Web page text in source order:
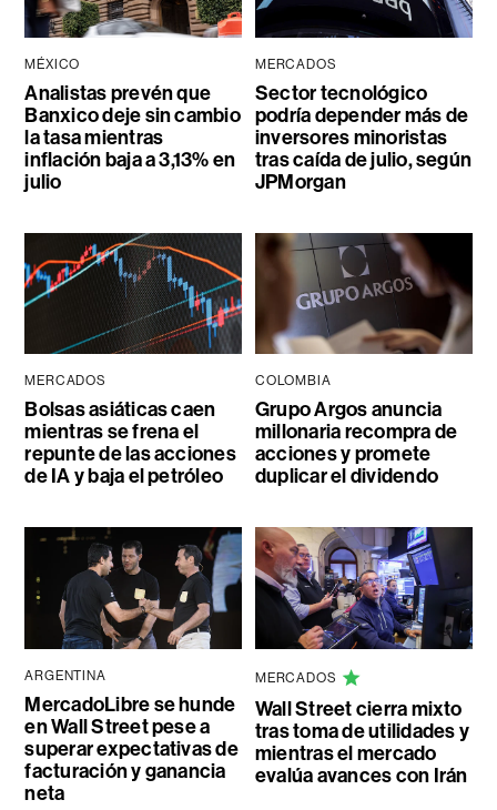
MÉXICO
Analistas prevén que
Banxico deje sin cambio
la tasa mientras
inflación baja a 3,13% en
julio
MERCADOS
Sector tecnológico
podría depender más de
inversores minoristas
tras caída de julio, según
JPMorgan
MERCADOS
Bolsas asiáticas caen
mientras se frena el
repunte de las acciones
de IA y baja el petróleo
COLOMBIA
Grupo Argos anuncia
millonaria recompra de
acciones y promete
duplicar el dividendo
ARGENTINA
MercadoLibre se hunde
en Wall Street pese a
superar expectativas de
facturación y ganancia
neta
MERCADOS
Wall Street cierra mixto
tras toma de utilidades y
mientras el mercado
evalúa avances con Irán